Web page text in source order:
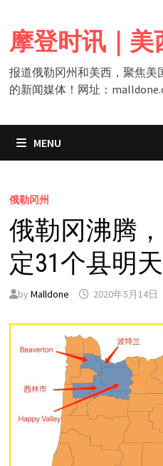
content
摩登时讯｜美
报道俄勒冈州和美西，聚焦美
的新闻媒体！网址：
MENU
俄勒冈州
俄勒冈沸腾
定31个县明
by Malldone 2020年5月14日